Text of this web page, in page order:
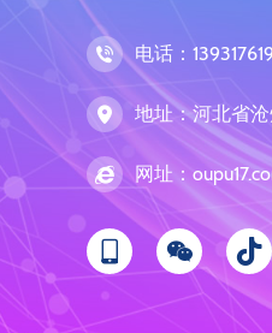
电话：
地址：河北省
网址：